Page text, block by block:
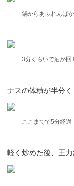
鍋からあふれんば
3分くらいで油が回
ナスの体積が半分く
ここまでで5分経過
軽く炒めた後、圧力